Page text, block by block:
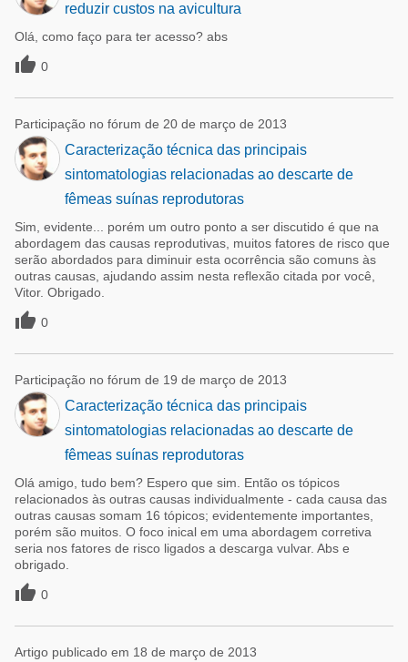
reduzir custos na avicultura
Olá, como faço para ter acesso? abs
 0
Participação no fórum de 20 de março de 2013
Caracterização técnica das principais
sintomatologias relacionadas ao descarte de
fêmeas suínas reprodutoras
Sim, evidente... porém um outro ponto a ser discutido é que na
abordagem das causas reprodutivas, muitos fatores de risco que
serão abordados para diminuir esta ocorrência são comuns às
outras causas, ajudando assim nesta reflexão citada por você,
Vitor. Obrigado.
 0
Participação no fórum de 19 de março de 2013
Caracterização técnica das principais
sintomatologias relacionadas ao descarte de
fêmeas suínas reprodutoras
Olá amigo, tudo bem? Espero que sim. Então os tópicos
relacionados às outras causas individualmente - cada causa das
outras causas somam 16 tópicos; evidentemente importantes,
porém são muitos. O foco inical em uma abordagem corretiva
seria nos fatores de risco ligados a descarga vulvar. Abs e
obrigado.
 0
Artigo publicado em 18 de março de 2013